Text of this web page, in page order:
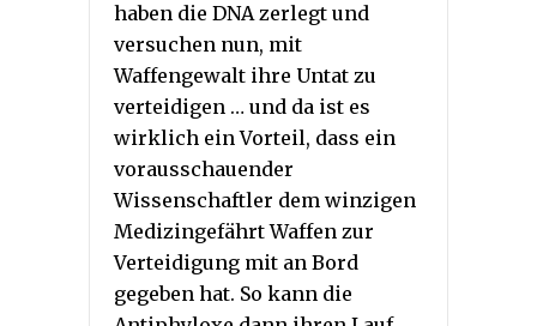
haben die DNA zerlegt und
versuchen nun, mit
Waffengewalt ihre Untat zu
verteidigen … und da ist es
wirklich ein Vorteil, dass ein
vorausschauender
Wissenschaftler dem winzigen
Medizingefährt Waffen zur
Verteidigung mit an Bord
gegeben hat. So kann die